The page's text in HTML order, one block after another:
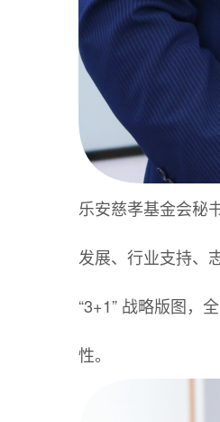
乐安慈孝基金会秘
发展、行业支持、
“3+1” 战略版图，
性。